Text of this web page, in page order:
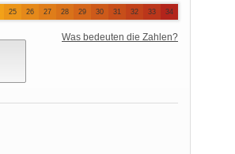
25 26 27 28 29 30 31 32 33 34
Was bedeuten die Zahlen?